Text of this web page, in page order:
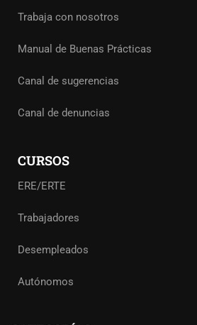
Trabaja con nosotros
Manual de Buenas Prácticas
Canal de sugerencias
Canal de denuncias
CURSOS
ERE/ERTE
Trabajadores
Desempleados
Autónomos